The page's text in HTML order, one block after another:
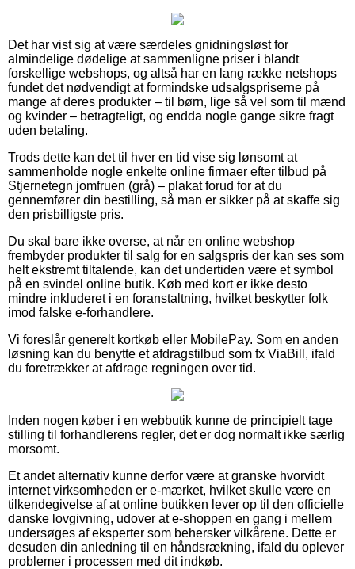
Det har vist sig at være særdeles gnidningsløst for
almindelige dødelige at sammenligne priser i blandt
forskellige webshops, og altså har en lang række netshops
fundet det nødvendigt at formindske udsalgspriserne på
mange af deres produkter – til børn, lige så vel som til mænd
og kvinder – betragteligt, og endda nogle gange sikre fragt
uden betaling.
Trods dette kan det til hver en tid vise sig lønsomt at
sammenholde nogle enkelte online firmaer efter tilbud på
Stjernetegn jomfruen (grå) – plakat forud for at du
gennemfører din bestilling, så man er sikker på at skaffe sig
den prisbilligste pris.
Du skal bare ikke overse, at når en online webshop
frembyder produkter til salg for en salgspris der kan ses som
helt ekstremt tiltalende, kan det undertiden være et symbol
på en svindel online butik. Køb med kort er ikke desto
mindre inkluderet i en foranstaltning, hvilket beskytter folk
imod falske e-forhandlere.
Vi foreslår generelt kortkøb eller MobilePay. Som en anden
løsning kan du benytte et afdragstilbud som fx ViaBill, ifald
du foretrækker at afdrage regningen over tid.
Inden nogen køber i en webbutik kunne de principielt tage
stilling til forhandlerens regler, det er dog normalt ikke særlig
morsomt.
Et andet alternativ kunne derfor være at granske hvorvidt
internet virksomheden er e-mærket, hvilket skulle være en
tilkendegivelse af at online butikken lever op til den officielle
danske lovgivning, udover at e-shoppen en gang i mellem
undersøges af eksperter som behersker vilkårene. Dette er
desuden din anledning til en håndsrækning, ifald du oplever
problemer i processen med dit indkøb.